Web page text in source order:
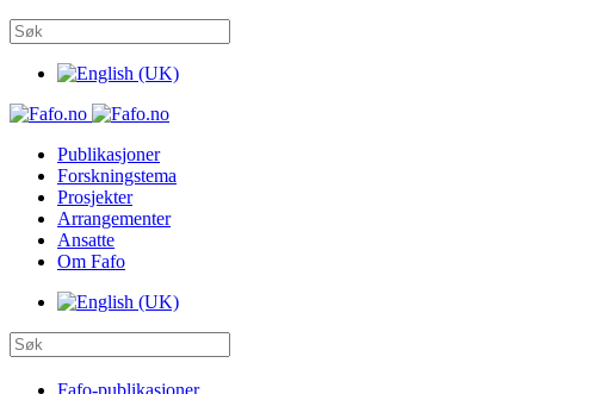
Publikasjoner
Forskningstema
Prosjekter
Arrangementer
Ansatte
Om Fafo
Fafo-publikasjoner